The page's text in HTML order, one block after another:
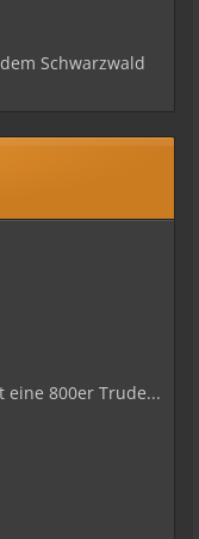
Schwarzwald
eine 800er Trude...